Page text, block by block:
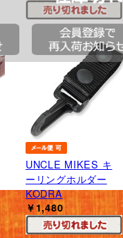
UNCLE MIKES キ
ーリングホルダー
KODRA
￥1,480